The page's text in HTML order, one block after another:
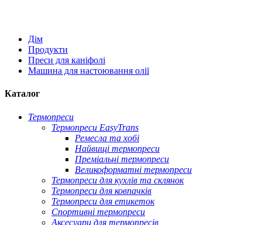
Дім
Продукти
Преси для каніфолі
Машина для настоювання олії
Каталог
Термопреси
Термопреси EasyTrans
Ремесла та хобі
Найвищі термопреси
Преміальні термопреси
Великоформатні термопреси
Термопреси для кухлів та склянок
Термопреси для ковпачків
Термопреси для етикеток
Спортивні термопреси
Аксесуари для термопресів